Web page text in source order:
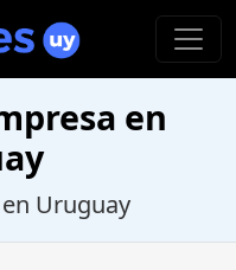
en
Uruguay